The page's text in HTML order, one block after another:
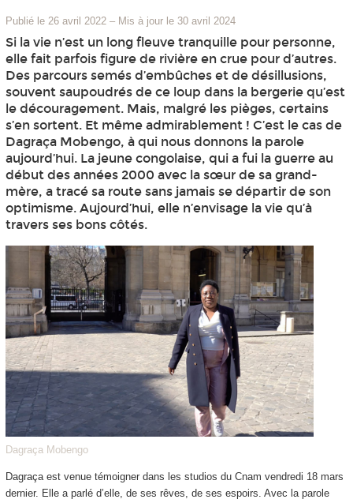
Publié le 26 avril 2022 – Mis à jour le 30 avril 2024
Si la vie n’est un long fleuve tranquille pour personne,
elle fait parfois figure de rivière en crue pour d’autres.
Des parcours semés d’embûches et de désillusions,
souvent saupoudrés de ce loup dans la bergerie qu’est
le découragement. Mais, malgré les pièges, certains
s’en sortent. Et même admirablement ! C’est le cas de
Dagraça Mobengo, à qui nous donnons la parole
aujourd’hui. La jeune congolaise, qui a fui la guerre au
début des années 2000 avec la sœur de sa grand-
mère, a tracé sa route sans jamais se départir de son
optimisme. Aujourd’hui, elle n’envisage la vie qu’à
travers ses bons côtés.
Dagraça Mobengo
Dagraça est venue témoigner dans les studios du Cnam vendredi 18 mars
dernier. Elle a parlé d’elle, de ses rêves, de ses espoirs. Avec la parole